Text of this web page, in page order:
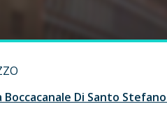
Boccacanale Di Santo